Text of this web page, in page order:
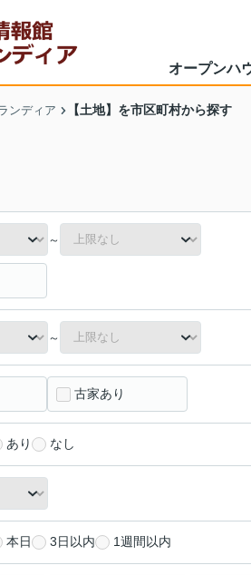
オープンハ
ンディア 【土地】を市区町村から探す
～
～
古家あり
あり なし
本日 3日以内 1週間以内